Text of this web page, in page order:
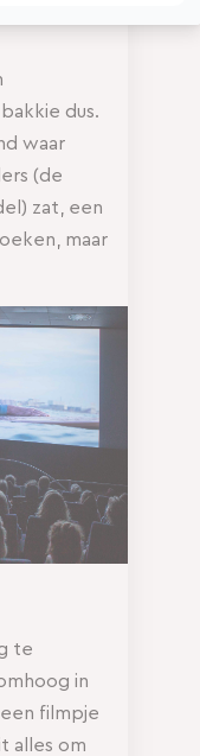
dus.
waar
(de
zat, een
maar
te
in
filmpje
alles om